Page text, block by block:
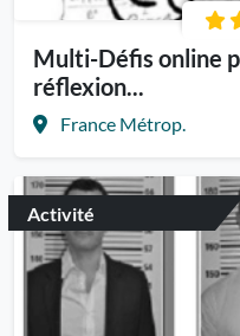
Multi-Défis online
réflexion...
France Métrop.
Activité